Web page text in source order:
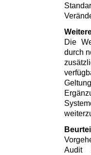
Die
durch
Audit